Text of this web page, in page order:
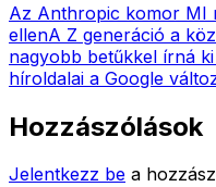
Az Anthropic komor MI
ellenA Z generáció a
nagyobb betűkkel írná
híroldalai a Google
Hozzászólások
Jelentkezz be a